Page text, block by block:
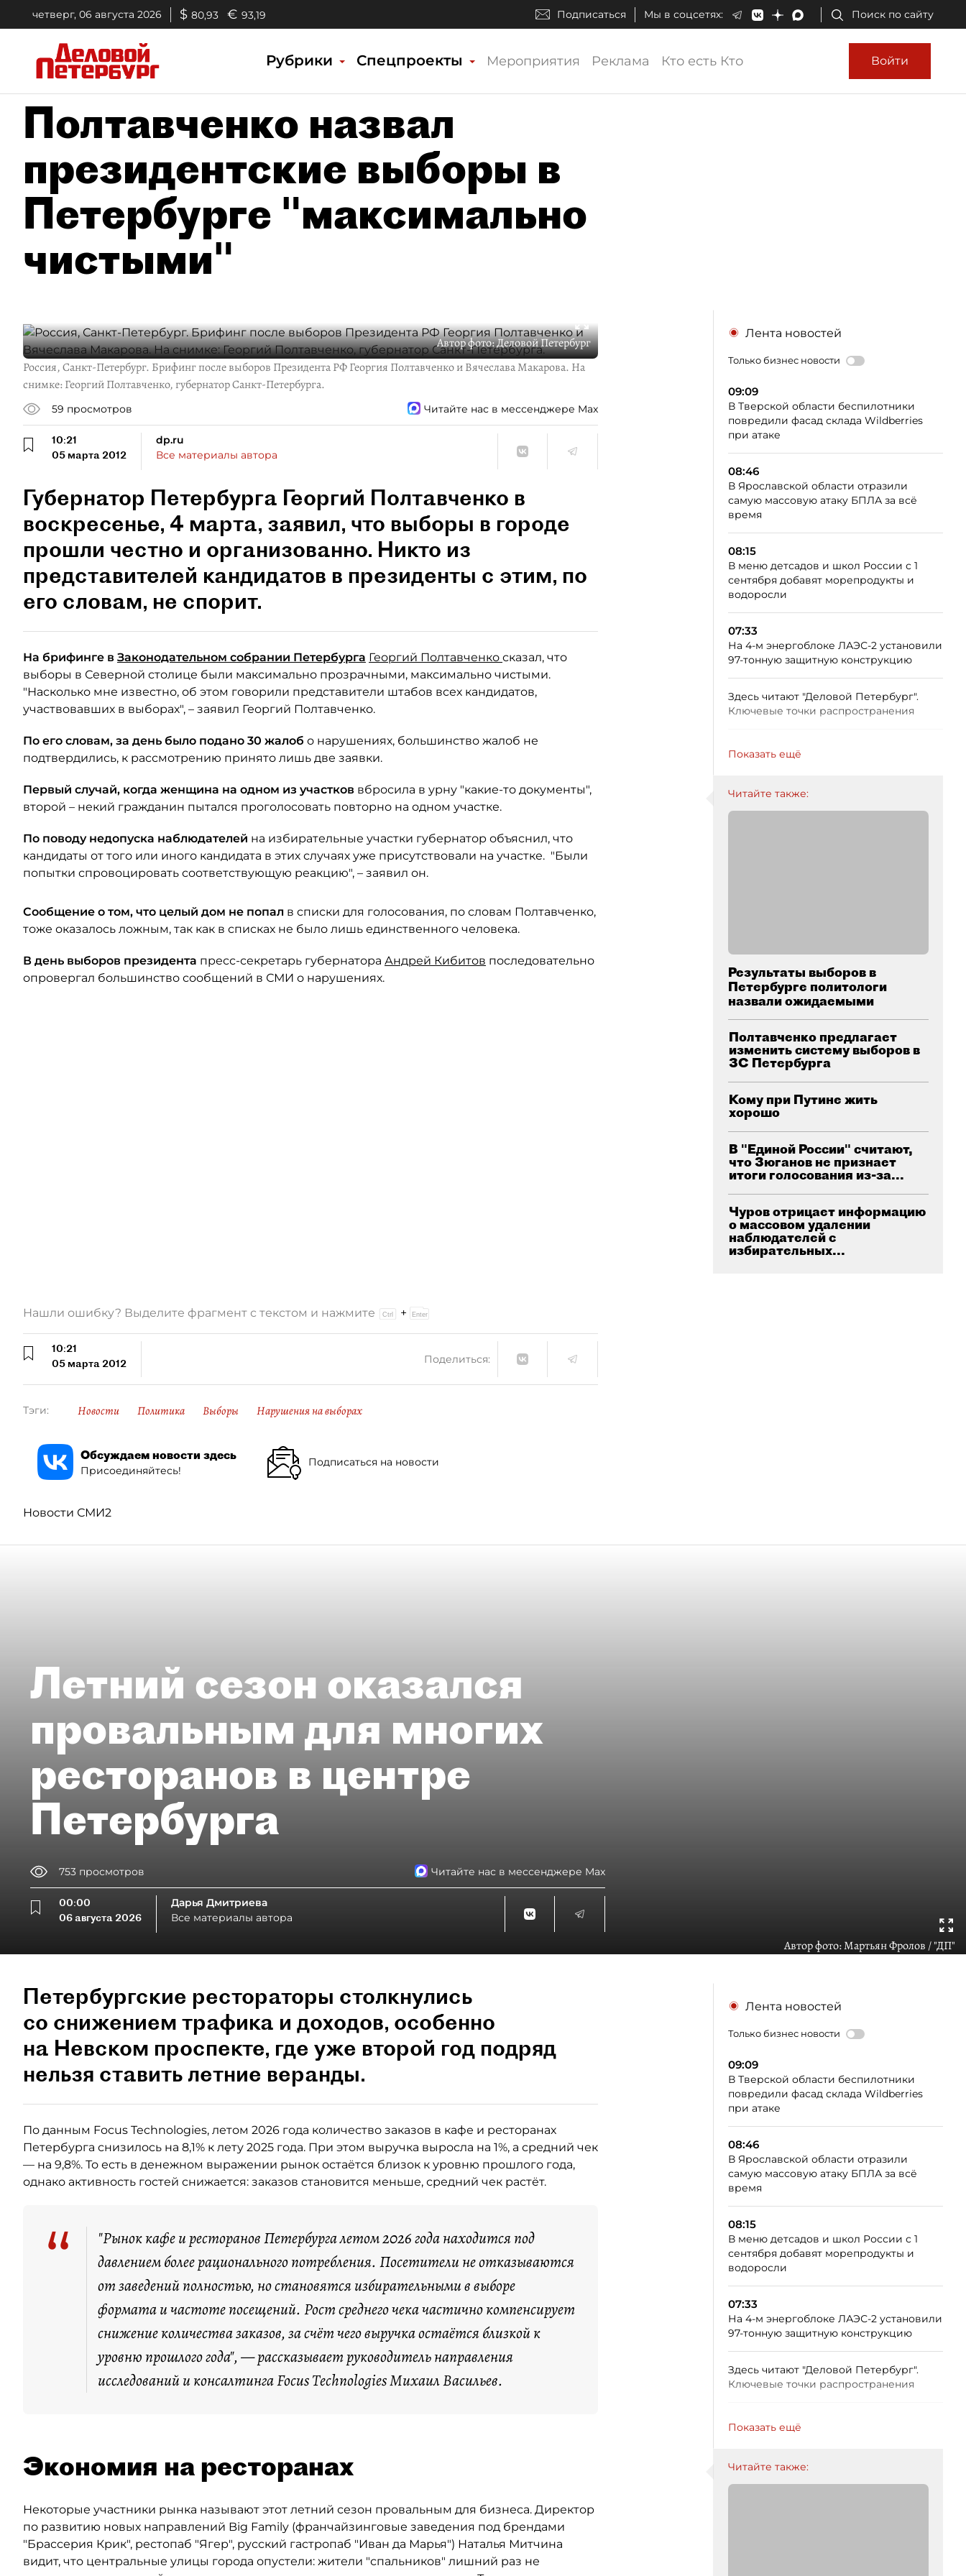
четверг, 06 августа 2026 $ 80,93 € 93,19 Подписаться Мы в соцсетях: Поиск по сайту
Рубрики Спецпроекты Мероприятия Реклама Кто есть Кто Войти
Полтавченко назвал
президентские выборы в
Петербурге "максимально
чистыми"
Автор фото:Деловой Петербург
Россия, Санкт-Петербург. Брифинг после выборов Президента РФ Георгия Полтавченко и Вячеслава Макарова. На
снимке: Георгий Полтавченко, губернатор Санкт-Петербурга.
59 просмотров Читайте нас в мессенджере Max
10:21
05 марта 2012
dp.ru
Все материалы автора
Губернатор Петербурга Георгий Полтавченко в
воскресенье, 4 марта, заявил, что выборы в городе
прошли честно и организованно. Никто из
представителей кандидатов в президенты с этим, по
его словам, не спорит.
На брифинге в Законодательном собрании Петербурга Георгий Полтавченко сказал, что
выборы в Северной столице были максимально прозрачными, максимально чистыми.
"Насколько мне известно, об этом говорили представители штабов всех кандидатов,
участвовавших в выборах", – заявил Георгий Полтавченко.
По его словам, за день было подано 30 жалоб о нарушениях, большинство жалоб не
подтвердились, к рассмотрению принято лишь две заявки.
Первый случай, когда женщина на одном из участков вбросила в урну "какие-то документы",
второй – некий гражданин пытался проголосовать повторно на одном участке.
По поводу недопуска наблюдателей на избирательные участки губернатор объяснил, что
кандидаты от того или иного кандидата в этих случаях уже присутствовали на участке. "Были
попытки спровоцировать соответствующую реакцию", – заявил он.
Сообщение о том, что целый дом не попал в списки для голосования, по словам Полтавченко,
тоже оказалось ложным, так как в списках не было лишь единственного человека.
В день выборов президента пресс-секретарь губернатора Андрей Кибитов последовательно
опровергал большинство сообщений в СМИ о нарушениях.
Лента новостей
Только бизнес новости
09:09
В Тверской области беспилотники
повредили фасад склада Wildberries
при атаке
08:46
В Ярославской области отразили
самую массовую атаку БПЛА за всё
время
08:15
В меню детсадов и школ России с 1
сентября добавят морепродукты и
водоросли
07:33
На 4-м энергоблоке ЛАЭС-2 установили
97-тонную защитную конструкцию
Здесь читают "Деловой Петербург".
Ключевые точки распространения
Показать ещё
Читайте также:
Результаты выборов в
Петербурге политологи
назвали ожидаемыми
Полтавченко предлагает
изменить систему выборов в
ЗС Петербурга
Кому при Путине жить
хорошo
В "Единой России" считают,
что Зюганов не признает
итоги голосования из-за...
Чуров отрицает информацию
о массовом удалении
наблюдателей с
избирательных...
Нашли ошибку? Выделите фрагмент с текстом и нажмите +
10:21
05 марта 2012
Поделиться:
Тэги: Новости Политика Выборы Нарушения на выборах
Обсуждаем новости здесь
Присоединяйтесь!
Подписаться на новости
Новости СМИ2
Летний сезон оказался
провальным для многих
ресторанов в центре
Петербурга
753 просмотров Читайте нас в мессенджере Max
00:00
06 августа 2026
Дарья Дмитриева
Все материалы автора
Автор фото:Мартьян Фролов / "ДП"
Петербургские рестораторы столкнулись
со снижением трафика и доходов, особенно
на Невском проспекте, где уже второй год подряд
нельзя ставить летние веранды.
По данным Focus Technologies, летом 2026 года количество заказов в кафе и ресторанах
Петербурга снизилось на 8,1% к лету 2025 года. При этом выручка выросла на 1%, а средний чек
— на 9,8%. То есть в денежном выражении рынок остаётся близок к уровню прошлого года,
однако активность гостей снижается: заказов становится меньше, средний чек растёт.
“
"Рынок кафе и ресторанов Петербурга летом 2026 года находится под
давлением более рационального потребления. Посетители не отказываются
от заведений полностью, но становятся избирательными в выборе
формата и частоте посещений. Рост среднего чека частично компенсирует
снижение количества заказов, за счёт чего выручка остаётся близкой к
уровню прошлого года", — рассказывает руководитель направления
исследований и консалтинга Focus Technologies Михаил Васильев.
Экономия на ресторанах
Некоторые участники рынка называют этот летний сезон провальным для бизнеса. Директор
по развитию новых направлений Big Family (франчайзинговые заведения под брендами
"Брассерия Крик", рестопаб "Ягер", русский гастропаб "Иван да Марья") Наталья Митчина
видит, что центральные улицы города опустели: жители "спальников" лишний раз не
Лента новостей
Только бизнес новости
09:09
В Тверской области беспилотники
повредили фасад склада Wildberries
при атаке
08:46
В Ярославской области отразили
самую массовую атаку БПЛА за всё
время
08:15
В меню детсадов и школ России с 1
сентября добавят морепродукты и
водоросли
07:33
На 4-м энергоблоке ЛАЭС-2 установили
97-тонную защитную конструкцию
Здесь читают "Деловой Петербург".
Ключевые точки распространения
Показать ещё
Читайте также: